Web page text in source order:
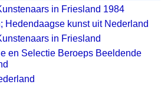
in Friesland 1984
Hedendaagse kunst uit Nederland
in Friesland
en Selectie Beroeps Beeldende